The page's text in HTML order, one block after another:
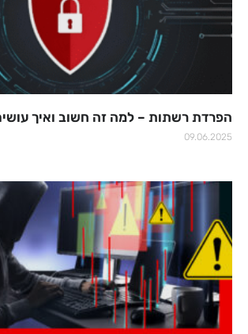
הפרדת רשתות – למה זה חשוב ואיך
09.06.2025